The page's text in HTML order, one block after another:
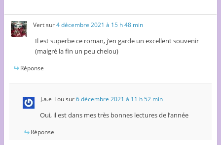
Vertsur4 décembre 2021 à 15 h 48 min
Il est superbe ce roman, j’en garde un excellent souvenir
(malgré la fin un peu chelou)
Réponse
J.a.e_Lousur6 décembre 2021 à 11 h 52 min
Oui, il est dans mes très bonnes lectures de l’année
Réponse